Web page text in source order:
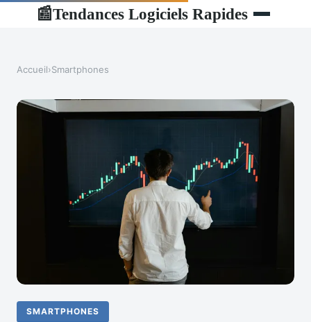
📰Tendances Logiciels Rapides
Accueil›Smartphones
SMARTPHONES